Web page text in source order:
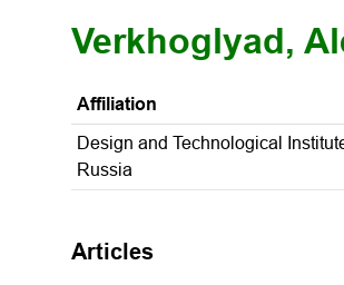
Verkhoglyad,
Affiliation
Design and Technological
Russia
Articles